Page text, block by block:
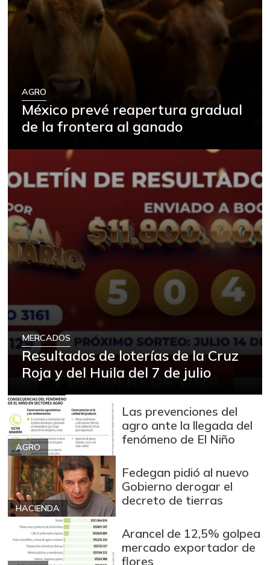
AGRO
México prevé reapertura gradual
de la frontera al ganado
MERCADOS
Resultados de loterías de la Cruz
Roja y del Huila del 7 de julio
AGRO
Las prevenciones del
agro ante la llegada del
fenómeno de El Niño
HACIENDA
Fedegan pidió al nuevo
Gobierno derogar el
decreto de tierras
Arancel de 12,5% golpea
mercado exportador de
flores